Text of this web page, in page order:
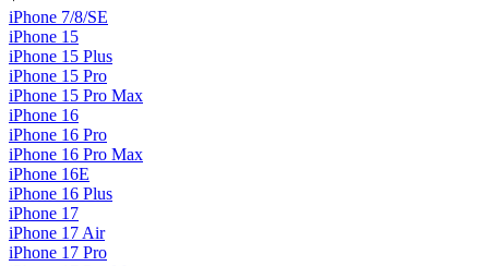
iPhone 7/8/SE
iPhone 15
iPhone 15 Plus
iPhone 15 Pro
iPhone 15 Pro Max
iPhone 16
iPhone 16 Pro
iPhone 16 Pro Max
iPhone 16E
iPhone 16 Plus
iPhone 17
iPhone 17 Air
iPhone 17 Pro